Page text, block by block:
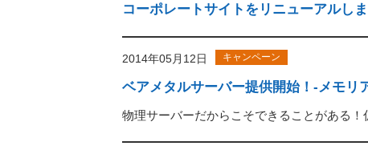
コーポレートサイトをリニューアルし
2014年05月12日 キャンペーン
ベアメタルサーバー提供開始！-メモリ
物理サーバーだからこそできることがある